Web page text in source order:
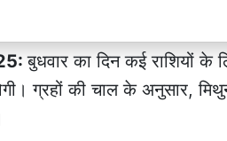
बुधवार का दिन कई राशियों के
ग्रहों की चाल के अनुसार,